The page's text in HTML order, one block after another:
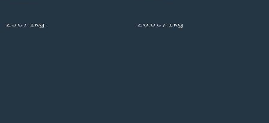
25€ / 1kg
26.6€ / 1kg